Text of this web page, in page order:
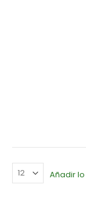
Añadir